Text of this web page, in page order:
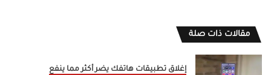
مقالات ذات صلة
إغلاق تطبيقات هاتفك يضر أكثر مما ينفع